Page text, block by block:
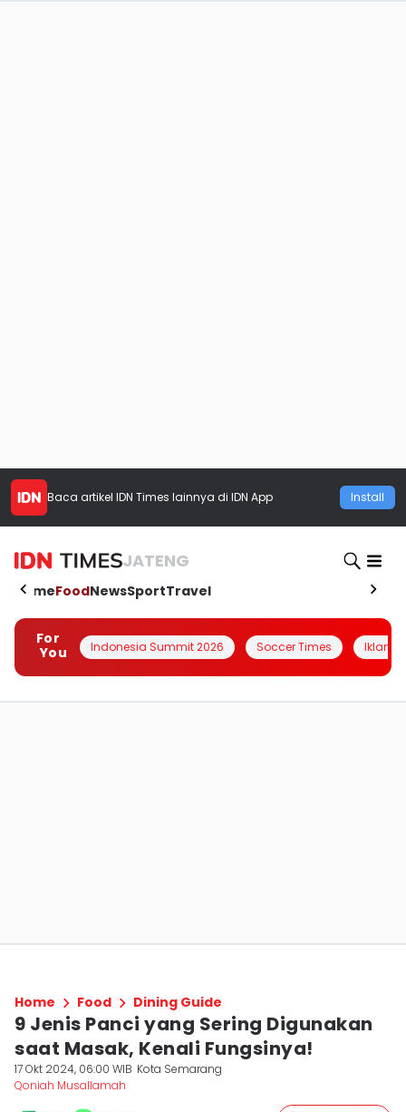
Baca artikel IDN Times lainnya di IDN App Install
JATENG
HomeFoodNewsSportTravel
For
You
Indonesia Summit 2026 Soccer Times Iklanin
Home Food Dining Guide
9 Jenis Panci yang Sering Digunakan
saat Masak, Kenali Fungsinya!
17 Okt 2024, 06:00 WIB Kota Semarang
Qoniah Musallamah